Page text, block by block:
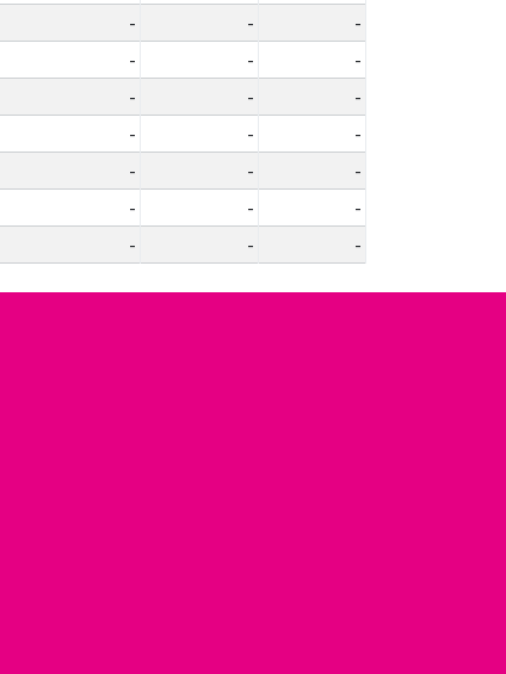
- -
-
- -
-
- -
-
- -
-
- -
-
- -
-
- - -